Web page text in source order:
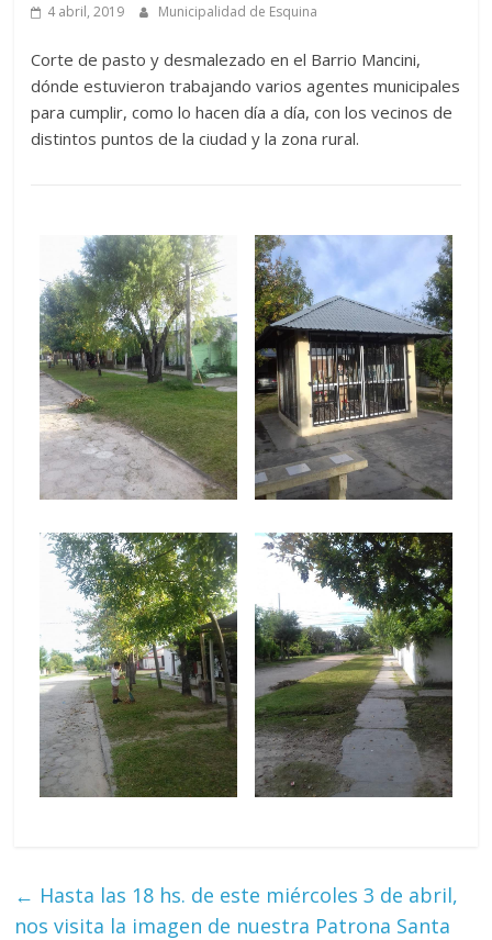
4 abril, 2019 Municipalidad de Esquina
Corte de pasto y desmalezado en el Barrio Mancini,
dónde estuvieron trabajando varios agentes municipales
para cumplir, como lo hacen día a día, con los vecinos de
distintos puntos de la ciudad y la zona rural.
← Hasta las 18 hs. de este miércoles 3 de abril,
nos visita la imagen de nuestra Patrona Santa